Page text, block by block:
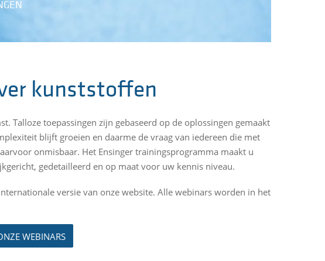
kunststoffen
Talloze toepassingen zijn gebaseerd op de oplossingen gemaakt
blijft groeien en daarme de vraag van iedereen die met
onmisbaar. Het Ensinger trainingsprogramma maakt u
gedetailleerd en op maat voor uw kennis niveau.
versie van onze website. Alle webinars worden in het
WEBINARS